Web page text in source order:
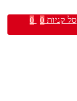
סל קניות 0
0